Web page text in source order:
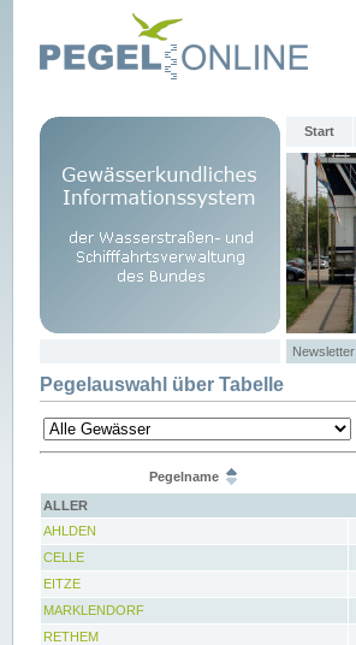
Start
Newsletter
Pegelauswahl über Tabelle
Pegelname
ALLER
AHLDEN
CELLE
EITZE
MARKLENDORF
RETHEM